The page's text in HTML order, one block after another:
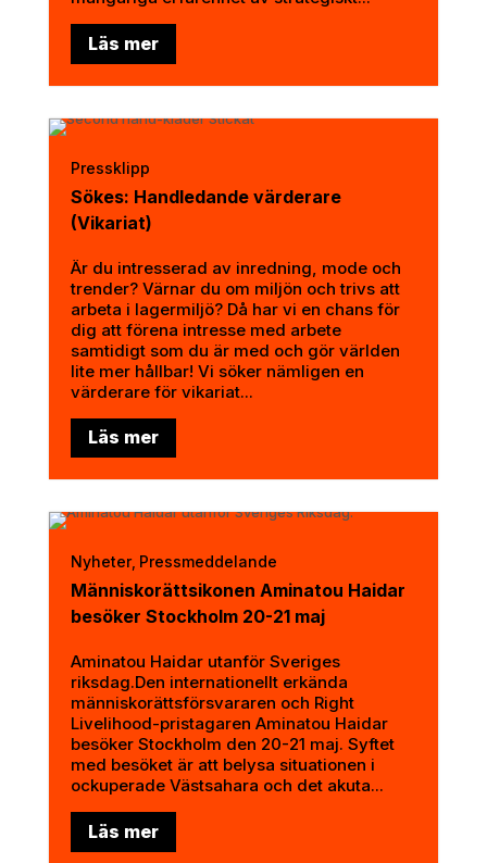
Läs mer
Pressklipp
Sökes: Handledande värderare
(Vikariat)
Är du intresserad av inredning, mode och
trender? Värnar du om miljön och trivs att
arbeta i lagermiljö? Då har vi en chans för
dig att förena intresse med arbete
samtidigt som du är med och gör världen
lite mer hållbar! Vi söker nämligen en
värderare för vikariat...
Läs mer
Nyheter, Pressmeddelande
Människorättsikonen Aminatou Haidar
besöker Stockholm 20-21 maj
Aminatou Haidar utanför Sveriges
riksdag.Den internationellt erkända
människorättsförsvararen och Right
Livelihood-pristagaren Aminatou Haidar
besöker Stockholm den 20-21 maj. Syftet
med besöket är att belysa situationen i
ockuperade Västsahara och det akuta...
Läs mer